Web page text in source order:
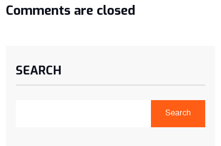
Comments are closed
SEARCH
Search